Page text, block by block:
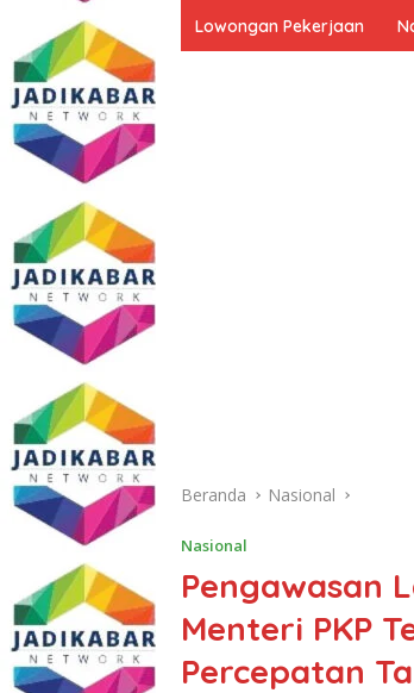
Lowongan Pekerjaan
Beranda Nasional
Nasional
Pengawasan
Menteri PKP
Percepatan